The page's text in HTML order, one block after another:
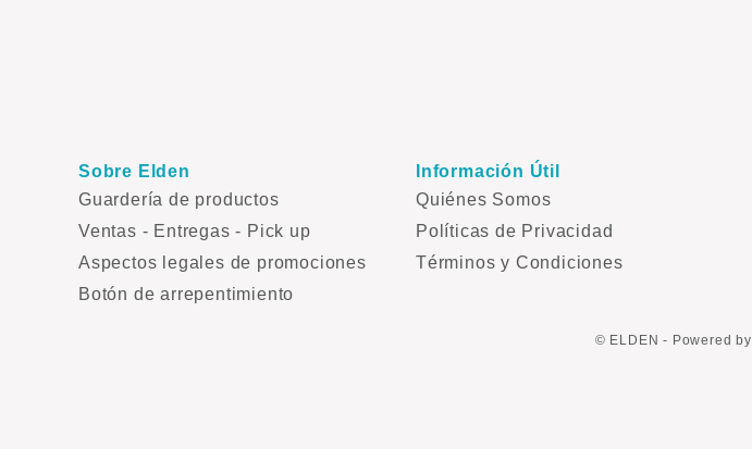
Información Útil
Quiénes Somos
Políticas de Privacidad
Términos y Condiciones
Sobre Elden
Guardería de productos
Ventas - Entregas - Pick up
Aspectos legales de promociones
Botón de arrepentimiento
© ELDEN - Powered by